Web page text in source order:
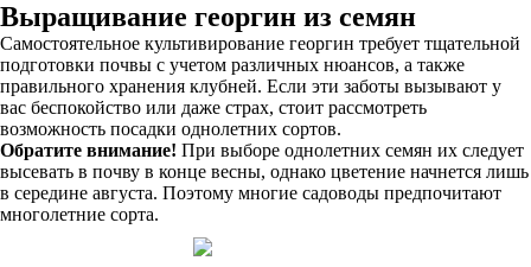
Выращивание георгин из семян
Самостоятельное культивирование георгин требует тщательной
подготовки почвы с учетом различных нюансов, а также
правильного хранения клубней. Если эти заботы вызывают у
вас беспокойство или даже страх, стоит рассмотреть
возможность посадки однолетних сортов.
Обратите внимание! При выборе однолетних семян их следует
высевать в почву в конце весны, однако цветение начнется лишь
в середине августа. Поэтому многие садоводы предпочитают
многолетние сорта.